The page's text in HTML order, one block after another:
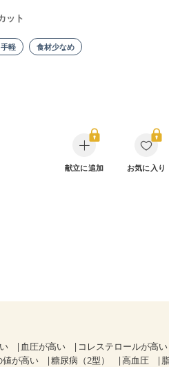
ット
軽 食材少なめ
献立に追加 お気に入り
血圧が高い
コレステロールが高い
値が高い 糖尿病（2型） 高血圧